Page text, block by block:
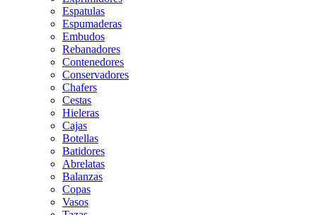
Espatulas
Espumaderas
Embudos
Rebanadores
Contenedores
Conservadores
Chafers
Cestas
Hieleras
Cajas
Botellas
Batidores
Abrelatas
Balanzas
Copas
Vasos